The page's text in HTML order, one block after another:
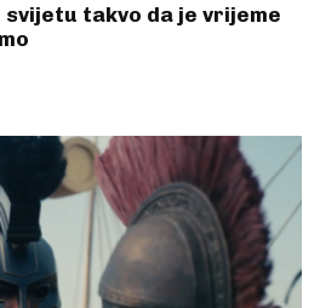
svijetu takvo da je vrijeme